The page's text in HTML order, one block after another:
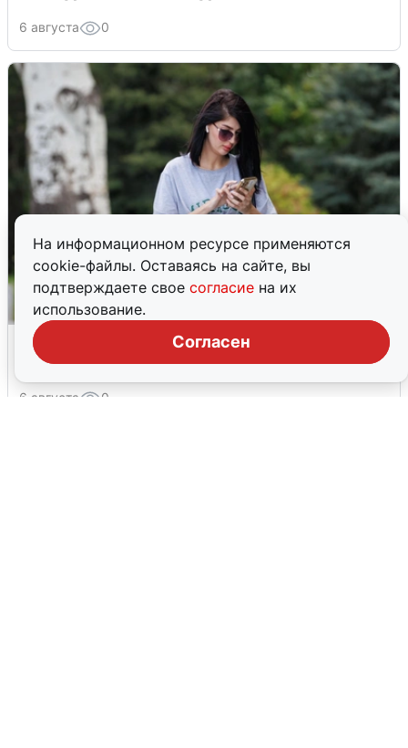
На информационном ресурсе применяются
cookie-файлы. Оставаясь на сайте, вы
подтверждаете свое согласие на их
использование.
Согласен
6 августа 0
Волгоградцы остались без
мобильного интернета
6 августа 0